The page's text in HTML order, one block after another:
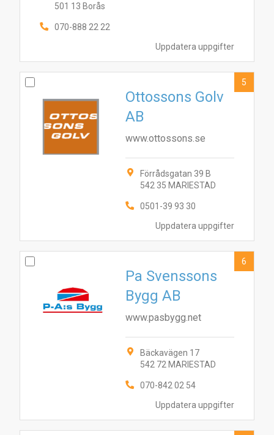
Uppdatera uppgifter
501 13 Borås
070-888 22 22
Uppdatera uppgifter
Ottossons Golv
AB
www.ottossons.se
Förrådsgatan 39 B
542 35 MARIESTAD
0501-39 93 30
5
Uppdatera uppgifter
Pa Svenssons
Bygg AB
www.pasbygg.net
Bäckavägen 17
542 72 MARIESTAD
070-842 02 54
6